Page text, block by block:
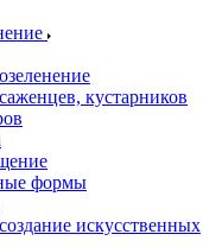
кустарников
формы
искусственных